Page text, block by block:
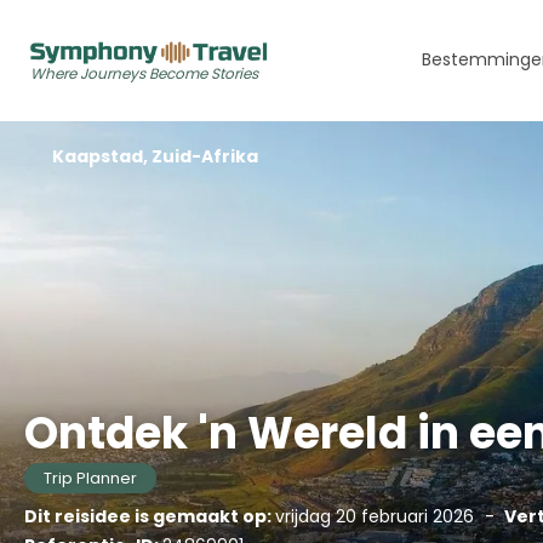
Where Journeys Become Stories
Europa
Caribbean
Aruba
Bonaire
Curaçao
Ontdek 'n Wereld in
Trip Planner
Dit reisidee is gemaakt op:vrijdag 20 februari 2026 -
Kaapstad, Zuid-Afrika